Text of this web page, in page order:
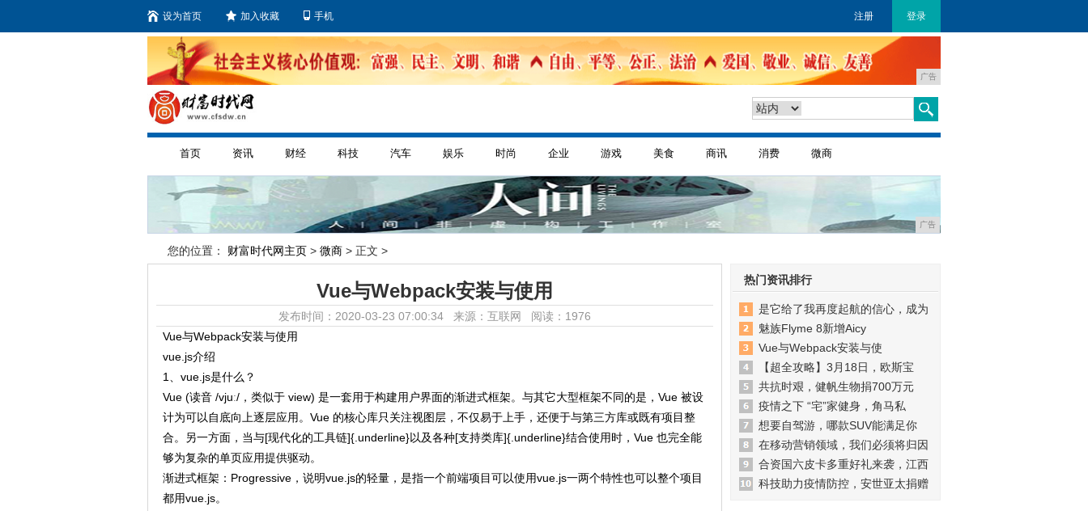
设为首页 加入收藏 手机 注册 登录
广告
首页 资讯 财经 科技 汽车 娱乐 时尚 企业 游戏 美食 商讯 消费 微商
广告
您的位置： 财富时代网主页 > 微商 > 正文 >
Vue与Webpack安装与使用
发布时间：2020-03-23 07:00:34 来源：互联网 阅读：1976
Vue与Webpack安装与使用
vue.js介绍
1、vue.js是什么？
​Vue (读音 /vjuː/，类似于 view) 是一套用于构建用户界面的渐进式框架。与其它大型框架不同的是，Vue 被设
计为可以自底向上逐层应用。Vue 的核心库只关注视图层，不仅易于上手，还便于与第三方库或既有项目整
合。另一方面，当与[现代化的工具链]{.underline}以及各种[支持类库]{.underline}结合使用时，Vue 也完全能
够为复杂的单页应用提供驱动。
渐进式框架：Progressive，说明vue.js的轻量，是指一个前端项目可以使用vue.js一两个特性也可以整个项目
都用vue.js。
热门资讯排行
是它给了我再度起航的信心，成为
魅族Flyme 8新增Aicy
Vue与Webpack安装与使
【超全攻略】3月18日，欧斯宝
共抗时艰，健帆生物捐700万元
疫情之下 “宅”家健身，角马私
想要自驾游，哪款SUV能满足你
在移动营销领域，我们必须将归因
合资国六皮卡多重好礼来袭，江西
科技助力疫情防控，安世亚太捐赠